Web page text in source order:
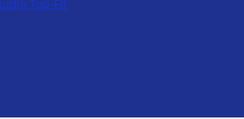
Top-Fit